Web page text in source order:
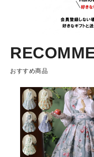
おすすめ商品